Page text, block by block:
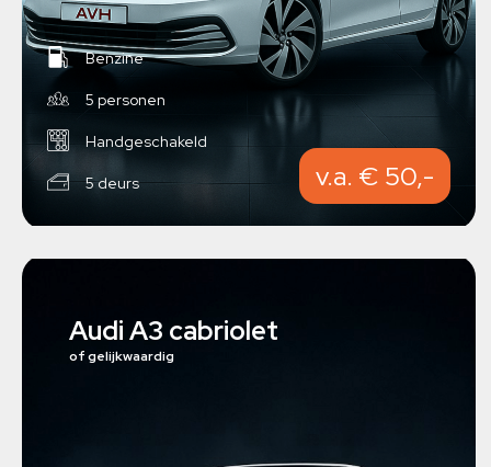
Benzine
5 personen
Handgeschakeld
5 deurs v.a. € 50,-
Audi A3 cabriolet
of gelijkwaardig